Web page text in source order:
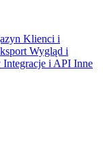
Klienci i
Wygląd i
Integracje i API Inne